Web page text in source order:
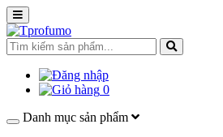
0
Danh mục sản phẩm